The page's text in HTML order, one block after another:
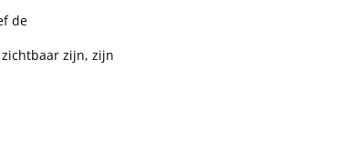
de
zijn, zijn